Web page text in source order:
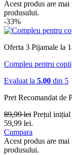
Acest produs are
produsului.
-33%
Oferta 3 Pijamale la
Compleu pentru
Evaluat la 5.00 din 5
Pret Recomandat de
89,99lei Prețul inițial
59,99 lei.
Cumpara
Acest produs are
produsului.